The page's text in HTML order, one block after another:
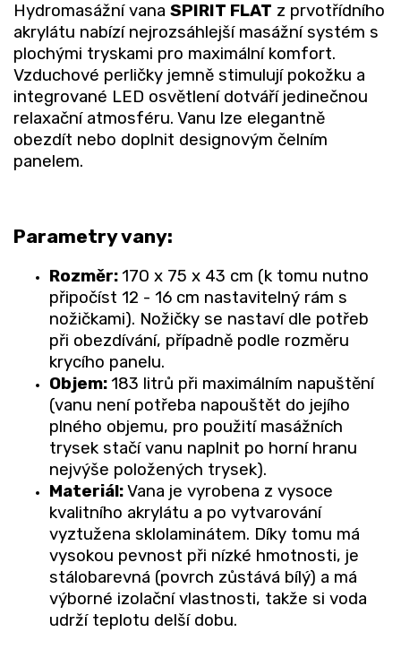
Hydromasážní vana SPIRIT FLAT z prvotřídního
akrylátu nabízí nejrozsáhlejší masážní systém s
plochými tryskami pro maximální komfort.
Vzduchové perličky jemně stimulují pokožku a
integrované LED osvětlení dotváří jedinečnou
relaxační atmosféru. Vanu lze elegantně
obezdít nebo doplnit designovým čelním
panelem.
Parametry vany:
Rozměr:170 x 75 x 43 cm (k tomu nutno
připočíst 12 - 16 cm nastavitelný rám s
nožičkami). Nožičky se nastaví dle potřeb
při obezdívání, případně podle rozměru
krycího panelu.
Objem:183 litrů při maximálním napuštění
(vanu není potřeba napouštět do jejího
plného objemu, pro použití masážních
trysek stačí vanu naplnit po horní hranu
nejvýše položených trysek).
Materiál:Vana je vyrobena z vysoce
kvalitního akrylátu a po vytvarování
vyztužena sklolaminátem. Díky tomu má
vysokou pevnost při nízké hmotnosti, je
stálobarevná (povrch zůstává bílý) a má
výborné izolační vlastnosti, takže si voda
udrží teplotu delší dobu.